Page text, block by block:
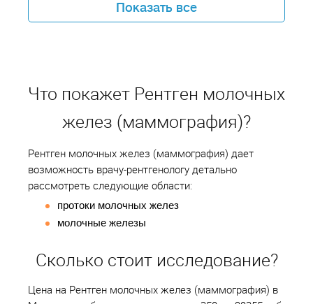
Показать все
Что покажет Рентген молочных
желез (маммография)?
Рентген молочных желез (маммография) дает
возможность врачу-рентгенологу детально
рассмотреть следующие области:
протоки молочных желез
молочные железы
Сколько стоит исследование?
Цена на Рентген молочных желез (маммография) в